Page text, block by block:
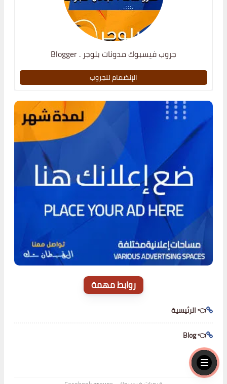
جروب فيسبوك مدونات بلوجر . Blogger
الإنضمام للجروب
روابط مهمة
👈 الرئيسية
👈 Blog